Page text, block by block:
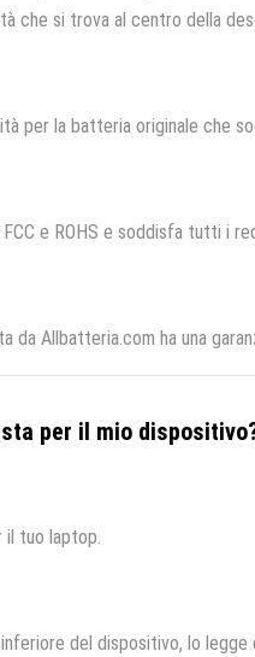
che si trova al centro della
per la batteria originale che
e ROHS e soddisfa tutti i
da Allbatteria.com ha una
per il mio
il tuo laptop.
del dispositivo, lo